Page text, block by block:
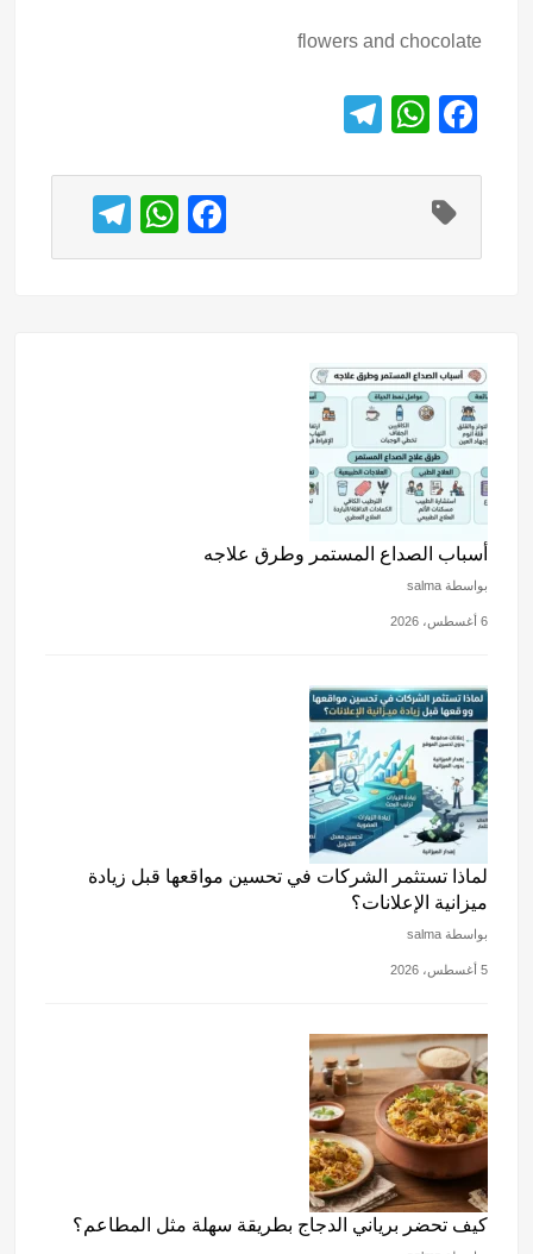
flowers and chocolate
F
c
e
b
k
W
at
A
e
a
F
a
W
h
el
أسباب الصداع المستمر وطرق علاجه
بواسطة salma
6 أغسطس، 2026
لماذا تستثمر الشركات في تحسين مواقعها قبل زيادة
ميزانية الإعلانات؟
بواسطة salma
5 أغسطس، 2026
كيف تحضر برياني الدجاج بطريقة سهلة مثل المطاعم؟